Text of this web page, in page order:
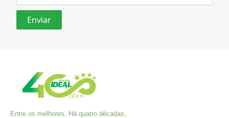
Entre os melhores. Há quatro décadas,